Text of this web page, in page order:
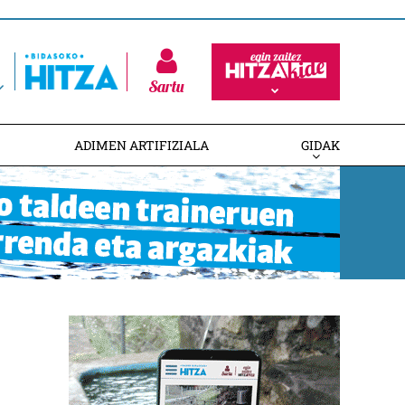
Sartu
ADIMEN ARTIFIZIALA GIDAK